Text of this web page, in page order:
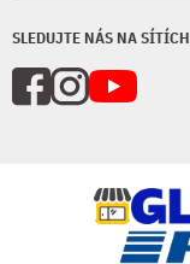
SLEDUJTE NÁS NA SÍTÍCH